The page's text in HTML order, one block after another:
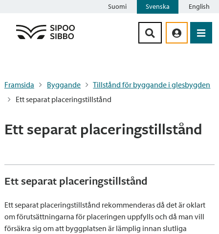
Suomi Svenska English
Framsida Byggande
Tillstånd för byggande i glesbygden
Ett separat placeringstillstånd
Ett separat placeringstillstånd
Ett separat placeringstillstånd
Ett separat placeringstillstånd rekommenderas då det är oklart
om förutsättningarna för placeringen uppfylls och då man vill
försäkra sig om att byggplatsen är lämplig innan slutliga